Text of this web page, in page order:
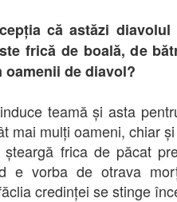
că astăzi
frică de boală, de
oamenii de diavol?
teamă și asta
mai mulți oameni, chiar
frica de păcat
e vorba de otrava
credinței se stinge